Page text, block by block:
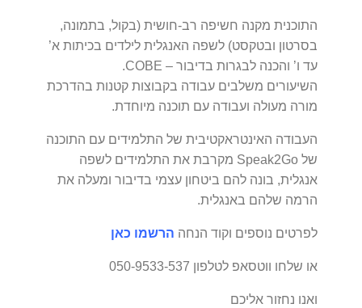
התוכנית מקנה חשיפה רב-חושית (בקול, בתמונה,
בסרטון ובטקסט) לשפה האנגלית לילדים בכיתות א’
עד ו’ והכנה לבגרות בדיבור – COBE.
השיעורים משלבים עבודה בקבוצות קטנות בהדרכת
מורה מעולה ועבודה עם תוכנה מיוחדת.
העבודה האינטראקטיבית של התלמידים עם התוכנה
של Speak2Go מקרבת את התלמידים לשפה
אנגלית, בונה להם ביטחון עצמי בדיבור ומעלה את
הרמה שלהם באנגלית.
לפרטים נוספים וקוד הנחה הרשמו כאן
או שלחו ווטסאפ לטלפון 050-9533-537
ואנו נחזור אליכם